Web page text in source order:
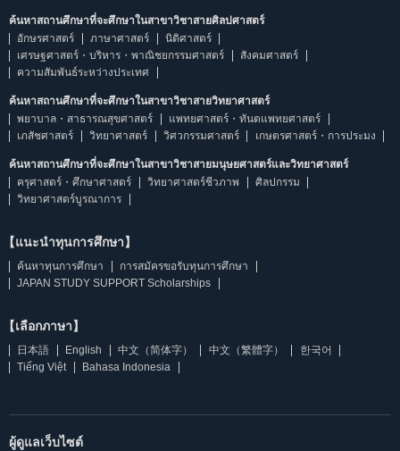
ค้นหาสถานศึกษาที่จะศึกษาในสาขาวิชาสายศิลปศาสตร์
อักษรศาสตร์
ภาษาศาสตร์
นิติศาสตร์
เศรษฐศาสตร์・บริหาร・พาณิชยกรรมศาสตร์
สังคมศาสตร์
ความสัมพันธ์ระหว่างประเทศ
ค้นหาสถานศึกษาที่จะศึกษาในสาขาวิชาสายวิทยาศาสตร์
พยาบาล・สาธารณสุขศาสตร์
แพทยศาสตร์・ทันตแพทยศาสตร์
เภสัชศาสตร์
วิทยาศาสตร์ วิศวกรรมศาสตร์ เกษตรศาสตร์・การประมง
ค้นหาสถานศึกษาที่จะศึกษาในสาขาวิชาสายมนุษยศาสตร์และวิทยาศาสตร์
ครุศาสตร์・ศึกษาศาสตร์
วิทยาศาสตร์ชีวภาพ
ศิลปกรรม
วิทยาศาสตร์บูรณาการ
【แนะนำทุนการศึกษา】
ค้นหาทุนการศึกษา
การสมัครขอรับทุนการศึกษา
JAPAN STUDY SUPPORT Scholarships
【เลือกภาษา】
日本語 English 中文（简体字） 中文（繁體字）
한국어
Tiếng Việt
Bahasa Indonesia
ผู้ดูแลเว็บไซต์